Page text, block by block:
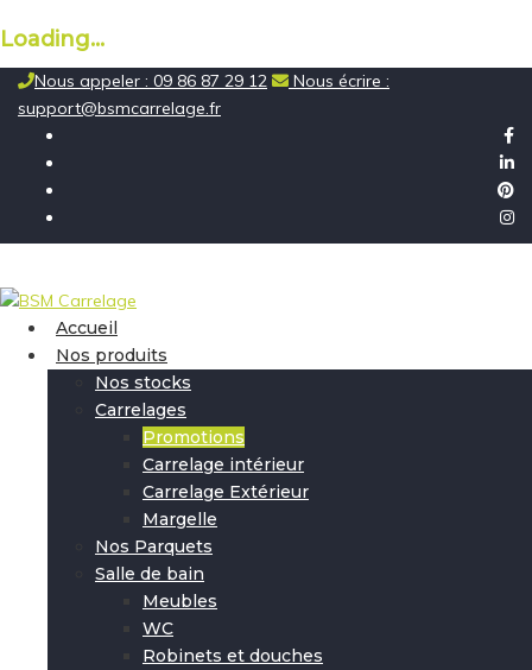
Loading...
Skip
content
Nous appeler : 09 86 87 29 12
Nous écrire :
support@bsmcarrelage.fr
Accueil
Nos produits
Nos stocks
Carrelages
Promotions
Carrelage intérieur
Carrelage Extérieur
Margelle
Nos Parquets
Salle de bain
Meubles
WC
Robinets et douches